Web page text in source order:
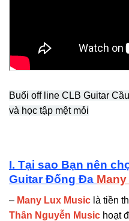
Buổi off line CLB Guitar
và học tập mệt mỏi
I. Tại sao Bạn nên
Guitar Đống Đa
– Many Lux Music là tiền
Thân Nguyễn Music hoạt